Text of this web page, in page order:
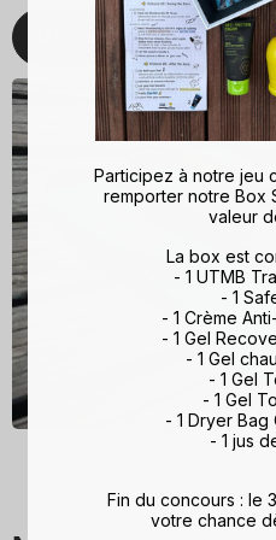
Découvrez
Participez à notre jeu
remporter notre Box
valeur
La box est
- 1 UTMB
- 1
- 1 Crème
- 1 Gel
- 1 Gel
- 1 Gel
- 1 Gel
- 1 Dryer
- 1 jus
Fin du concours : le
votre chance